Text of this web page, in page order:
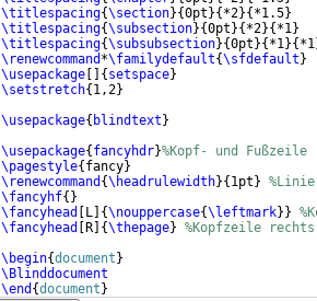
\titlespacing{\section}{0pt }{ *2}{ *1.5}
\titlespacing{\subsection}{0pt }{ *2}{ *1}
\titlespacing{\subsubsection}{0pt }{ *1}{ *1
\renewcommand *\familydefault{\sfdefault }
\usepackage
{ setspace}
\setstretch{ 1,2}
\usepackage{ blindtext }
\usepackage{ fancyhdr}%Kopf- und Fußzeile
\pagestyle{ fancy}
\renewcommand {\headrulewidth}{ 1pt }
\fancyhf{ }
\fancyhead
L {\nouppercase{\leftmark}}
\fancyhead
R {\thepage} %Kopfzeile rechts
\begin{document }
\Blinddocument
\end {document }